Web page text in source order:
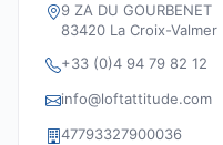
9 ZA DU GOURBENET
83420 La Croix-Valmer
+33 (0)4 94 79 82 12
info@loftattitude.com
47793327900036